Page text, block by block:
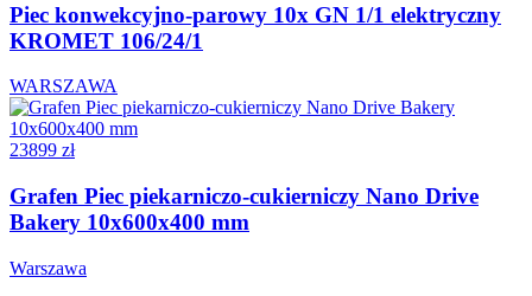
Piec konwekcyjno-parowy 10x GN 1/1 elektryczny
KROMET 106/24/1
WARSZAWA
23899 zł
Grafen Piec piekarniczo-cukierniczy Nano Drive
Bakery 10x600x400 mm
Warszawa